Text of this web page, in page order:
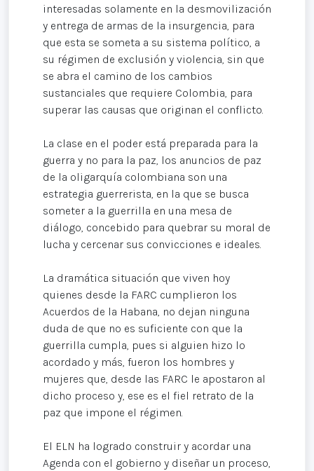
interesadas solamente en la desmovilización
y entrega de armas de la insurgencia, para
que esta se someta a su sistema político, a
su régimen de exclusión y violencia, sin que
se abra el camino de los cambios
sustanciales que requiere Colombia, para
superar las causas que originan el conflicto.
La clase en el poder está preparada para la
guerra y no para la paz, los anuncios de paz
de la oligarquía colombiana son una
estrategia guerrerista, en la que se busca
someter a la guerrilla en una mesa de
diálogo, concebido para quebrar su moral de
lucha y cercenar sus convicciones e ideales.
La dramática situación que viven hoy
quienes desde la FARC cumplieron los
Acuerdos de la Habana, no dejan ninguna
duda de que no es suficiente con que la
guerrilla cumpla, pues si alguien hizo lo
acordado y más, fueron los hombres y
mujeres que, desde las FARC le apostaron al
dicho proceso y, ese es el fiel retrato de la
paz que impone el régimen.
El ELN ha logrado construir y acordar una
Agenda con el gobierno y diseñar un proceso,